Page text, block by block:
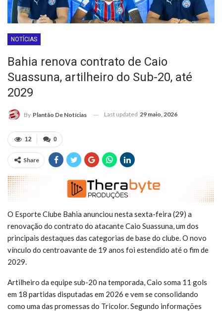
NOTÍCIAS
Bahia renova contrato de Caio
Suassuna, artilheiro do Sub-20, até
2029
By Plantão De Notícias Last updated 29 maio, 2026
0
12
Share
O Esporte Clube Bahia anunciou nesta sexta-feira (29) a
renovação do contrato do atacante Caio Suassuna, um dos
principais destaques das categorias de base do clube. O novo
vínculo do centroavante de 19 anos foi estendido até o fim de
2029.
Artilheiro da equipe sub-20 na temporada, Caio soma 11 gols
em 18 partidas disputadas em 2026 e vem se consolidando
como uma das promessas do Tricolor. Segundo informações